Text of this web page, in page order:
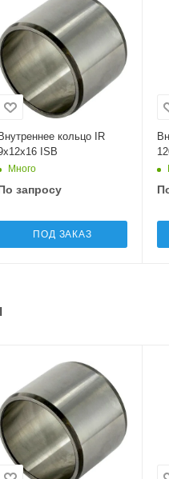
Внутреннее кольцо IR
ISB
Много
запросу
ПОД ЗАКАЗ